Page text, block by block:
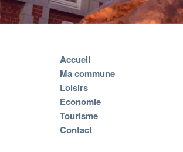
Accueil
Ma commune
Loisirs
Economie
Tourisme
Contact